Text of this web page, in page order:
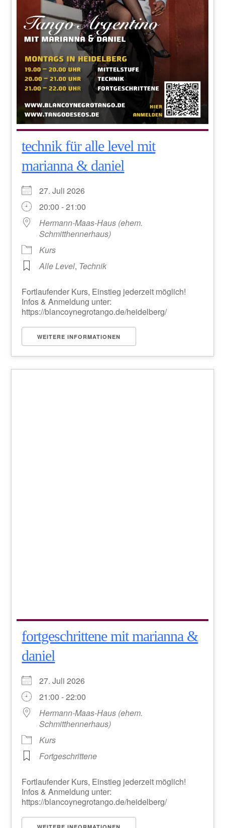
technik für alle level mit
marianna & daniel
27. Juli 2026
20:00 - 21:00
Hermann-Maas-Haus (ehem.
Schmitthennerhaus)
Kurs
Alle Level, Technik
Fortlaufender Kurs, Einstieg jederzeit möglich!
Infos & Anmeldung unter:
https://blancoynegrotango.de/heidelberg/
WEITERE INFORMATIONEN
fortgeschrittene mit marianna &
daniel
27. Juli 2026
21:00 - 22:00
Hermann-Maas-Haus (ehem.
Schmitthennerhaus)
Kurs
Fortgeschrittene
Fortlaufender Kurs, Einstieg jederzeit möglich!
Infos & Anmeldung unter:
https://blancoynegrotango.de/heidelberg/